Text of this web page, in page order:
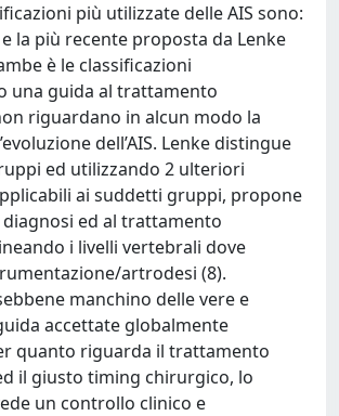
più utilizzate delle AIS sono:
la più recente proposta da Lenke
è le classificazioni
una guida al trattamento
riguardano in alcun modo la
dell’AIS. Lenke distingue
ed utilizzando 2 ulteriori
ai suddetti gruppi, propone
ed al trattamento
i livelli vertebrali dove
artrodesi (8).
manchino delle vere e
accettate globalmente
quanto riguarda il trattamento
il giusto timing chirurgico, lo
un controllo clinico e